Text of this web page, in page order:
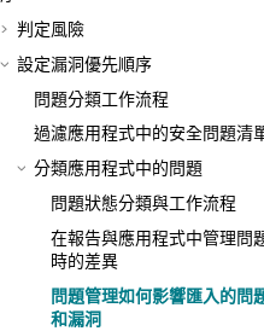
判定風險
設定漏洞優先順序
問題分類工作流程
過濾應用程式中的安全問題清
分類應用程式中的問題
問題狀態分類與工作流程
在報告與應用程式中管理問
時的差異
問題管理如何影響匯入的問
和漏洞